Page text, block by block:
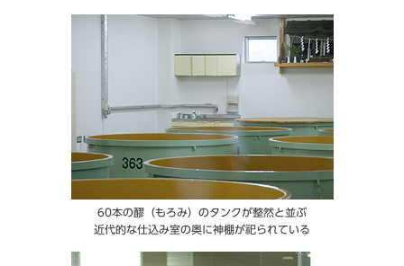
60本の醪（もろみ）のタンクが整然と並ぶ
近代的な仕込み室の奥に神棚が祀られている